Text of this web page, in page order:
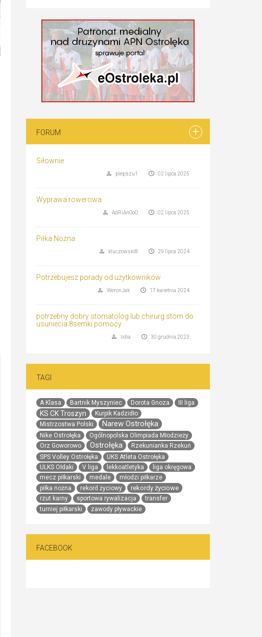
FORUM
Siłownie
02 lipca 2025
piepszu1
Wyprawa rowerowa
02 lipca 2025
AdRiAnOoO
Piłka Nożna
29 lipca 2024
kluczowski8
Potrzebujesz porady od użytkowników
17 kwietnia 2024
WeronJak
potrzebny dobry stomatolog lub chirurg stom do
usuniecia 8semki pomocy
30 grudnia 2023
lidia
TAGI
A Klasa Bartnik Myszyniec Dorota Gnoza III liga
KS CK Troszyn
Kurpik Kadzidło
Mistrzostwa Polski
Narew Ostrołęka
Nike Ostrołęka
Ogólnopolska Olimpiada Młodzieży
Orz Goworowo
Ostrołęka
Rzekunianka Rzekuń
SPS Volley Ostrołęka
UKS Atleta Ostrołęka
ULKS Ołdaki
V liga lekkoatletyka
liga okręgowa
mecz piłkarski
medale
młodzi piłkarze
piłka nożna
rekord życiowy rekordy życiowe
rzut karny sportowa rywalizacja
transfer
turniej piłkarski
zawody pływackie
FACEBOOK